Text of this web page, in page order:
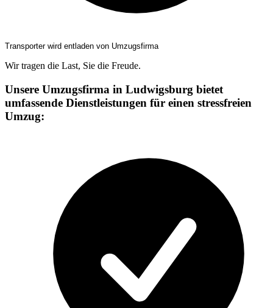
Transporter wird entladen von Umzugsfirma
Wir tragen die Last, Sie die Freude.
Unsere Umzugsfirma in Ludwigsburg bietet
umfassende Dienstleistungen für einen stressfreien
Umzug: